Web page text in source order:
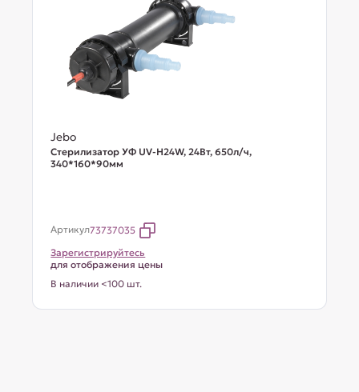
Jebo
Стерилизатор УФ UV-H24W, 24Вт, 650л/ч,
340*160*90мм
Артикул73737035
Зарегистрируйтесь
для отображения цены
В наличии <100 шт.